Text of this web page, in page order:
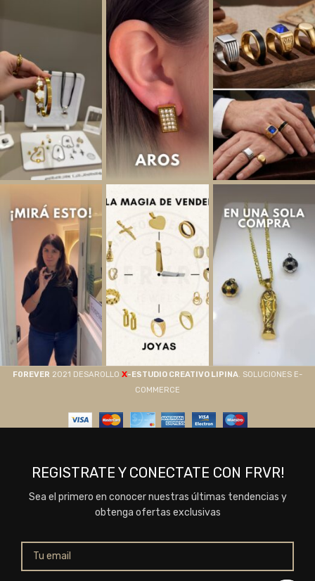
F0REVER 2021 DESAROLLO X-ESTUDIO CREATIVO LIPINA. SOLUCIONES E-
COMMERCE
REGISTRATE Y CONECTATE CON FRVR!
Sea el primero en conocer nuestras últimas tendencias y
obtenga ofertas exclusivas